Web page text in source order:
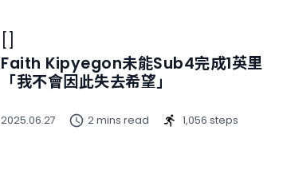
Faith Kipyegon未能Sub4完成1英里
「我不會因此失去希望」
2025.06.27 2 mins read 1,056 steps